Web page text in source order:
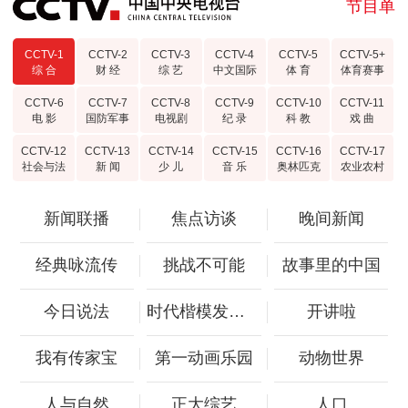
节目单
CCTV-1
综 合
CCTV-2
财 经
CCTV-3
综 艺
CCTV-4
中文国际
CCTV-5
体 育
CCTV-5+
体育赛事
CCTV-6
电 影
CCTV-7
国防军事
CCTV-8
电视剧
CCTV-9
纪 录
CCTV-10
科 教
CCTV-11
戏 曲
CCTV-12
社会与法
CCTV-13
新 闻
CCTV-14
少 儿
CCTV-15
音 乐
CCTV-16
奥林匹克
CCTV-17
农业农村
新闻联播 焦点访谈 晚间新闻
经典咏流传 挑战不可能 故事里的中国
今日说法 时代楷模发布厅 开讲啦
我有传家宝 第一动画乐园 动物世界
人与自然 正大综艺 人口